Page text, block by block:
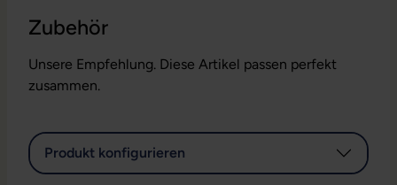
Zubehör
Unsere Empfehlung. Diese Artikel passen perfekt
zusammen.
Produkt konfigurieren